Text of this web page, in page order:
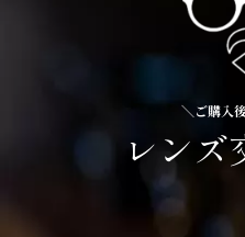
＼ご購入
レンズ